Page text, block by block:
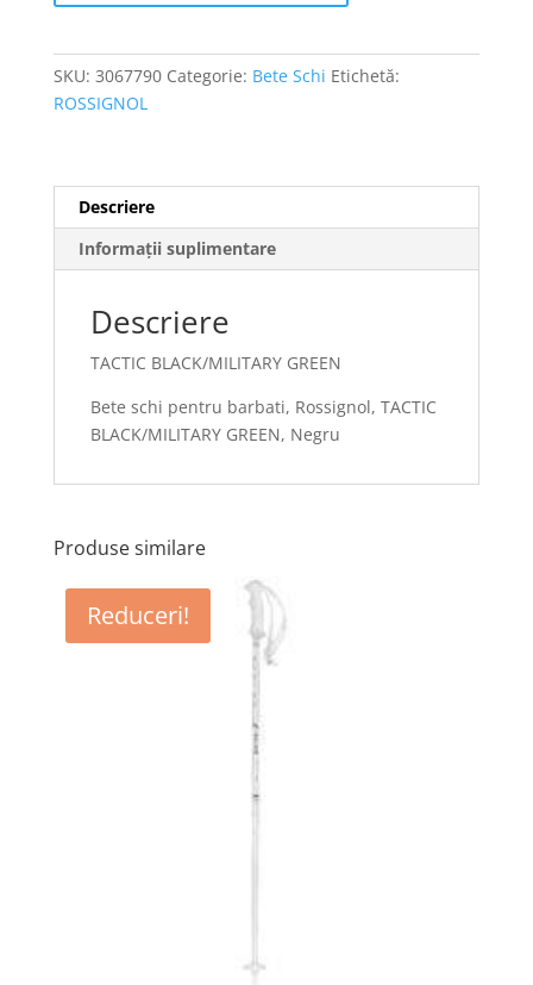
SKU: 3067790 Categorie: Bete Schi Etichetă:
ROSSIGNOL
Descriere
Informații suplimentare
Descriere
TACTIC BLACK/MILITARY GREEN
Bete schi pentru barbati, Rossignol, TACTIC
BLACK/MILITARY GREEN, Negru
Produse similare
Reduceri!